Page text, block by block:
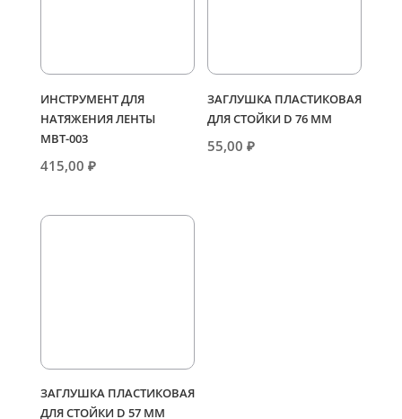
ИНСТРУМЕНТ ДЛЯ
НАТЯЖЕНИЯ ЛЕНТЫ
МВТ-003
415,00 ₽
ЗАГЛУШКА ПЛАСТИКОВАЯ
ДЛЯ СТОЙКИ D 76 ММ
55,00₽
ЗАГЛУШКА ПЛАСТИКОВАЯ
ДЛЯ СТОЙКИ D 57 ММ